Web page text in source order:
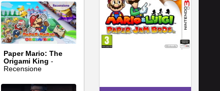
Paper Mario: The
Origami King -
Recensione